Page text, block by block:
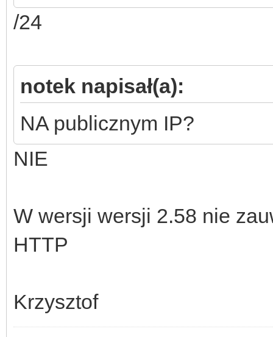
/24
notek napisał(a):
NA publicznym IP?
NIE
W wersji wersji 2.58 nie
HTTP
Krzysztof